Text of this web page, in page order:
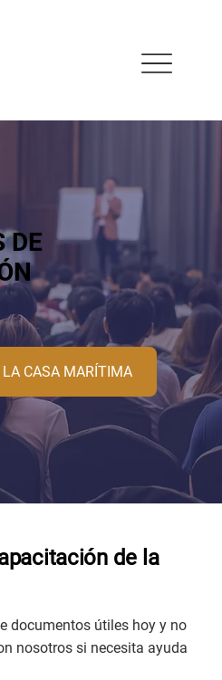
DE
LA CASA MARÍTIMA
de la
documentos útiles hoy y no
nosotros si necesita ayuda